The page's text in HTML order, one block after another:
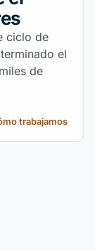
ciclo de
el
de
trabajamos